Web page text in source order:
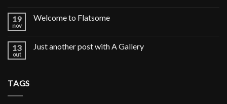
19
nov
Welcome to Flatsome
13
out
Just another post with A Gallery
TAGS